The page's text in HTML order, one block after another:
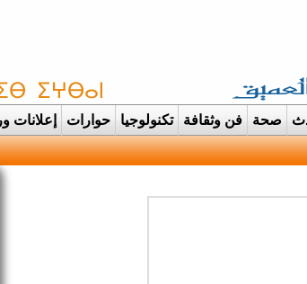
صحة فن وثقافة تكنولوجيا حوارات إعلانات
الى عرس ايماني مه |